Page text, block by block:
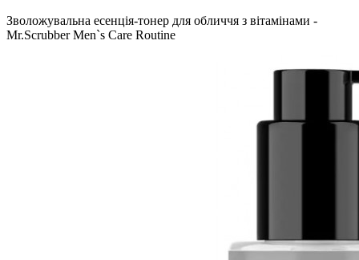
Зволожувальна есенція-тонер для обличчя з вітамінами -
Mr.Scrubber Men`s Care Routine